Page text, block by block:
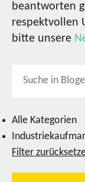
beantworten
respektvollen
bitte unsere
Alle Kategorien
Filter